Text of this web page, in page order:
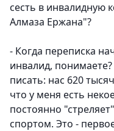
сесть в инвалидную
Алмаза Ержана"?
- Когда переписка
инвалид,
писать: нас 620
что у меня есть
постоянно
спортом. Это -